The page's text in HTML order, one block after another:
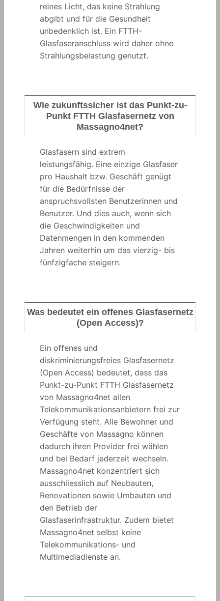
reines Licht, das keine Strahlung
abgibt und für die Gesundheit
unbedenklich ist. Ein FTTH-
Glasfaseranschluss wird daher ohne
Strahlungsbelastung genutzt.
Wie zukunftssicher ist das Punkt-zu-
Punkt FTTH Glasfasernetz von
Massagno4net?
Glasfasern sind extrem
leistungsfähig. Eine einzige Glasfaser
pro Haushalt bzw. Geschäft genügt
für die Bedürfnisse der
anspruchsvollsten Benutzerinnen und
Benutzer. Und dies auch, wenn sich
die Geschwindigkeiten und
Datenmengen in den kommenden
Jahren weiterhin um das vierzig- bis
fünfzigfache steigern.
Was bedeutet ein offenes Glasfasernetz
(Open Access)?
Ein offenes und
diskriminierungsfreies Glasfasernetz
(Open Access) bedeutet, dass das
Punkt-zu-Punkt FTTH Glasfasernetz
von Massagno4net allen
Telekommunikationsanbietern frei zur
Verfügung steht. Alle Bewohner und
Geschäfte von Massagno können
dadurch ihren Provider frei wählen
und bei Bedarf jederzeit wechseln.
Massagno4net konzentriert sich
ausschliesslich auf Neubauten,
Renovationen sowie Umbauten und
den Betrieb der
Glasfaserinfrastruktur. Zudem bietet
Massagno4net selbst keine
Telekommunikations- und
Multimediadienste an.